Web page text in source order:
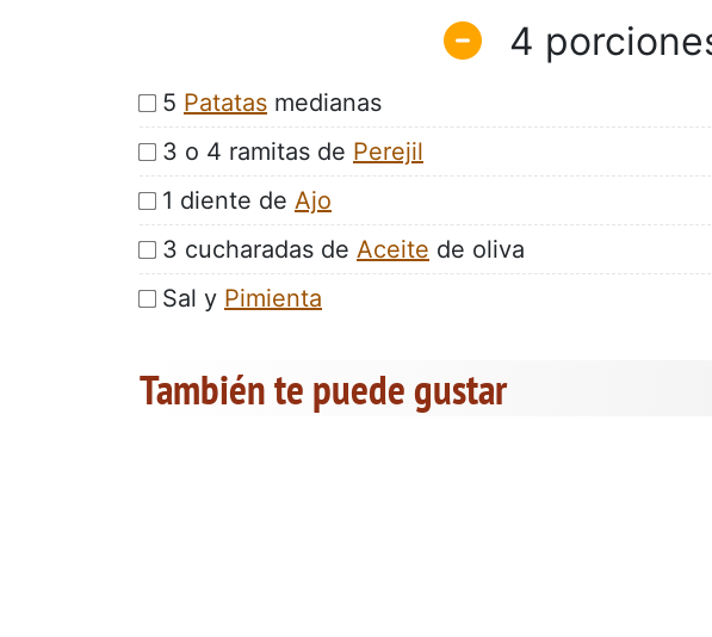
4
5 Patatas medianas
3 o 4 ramitas de Perejil
1 diente de Ajo
3 cucharadas de Aceite de oliva
Sal y Pimienta
También te puede gustar